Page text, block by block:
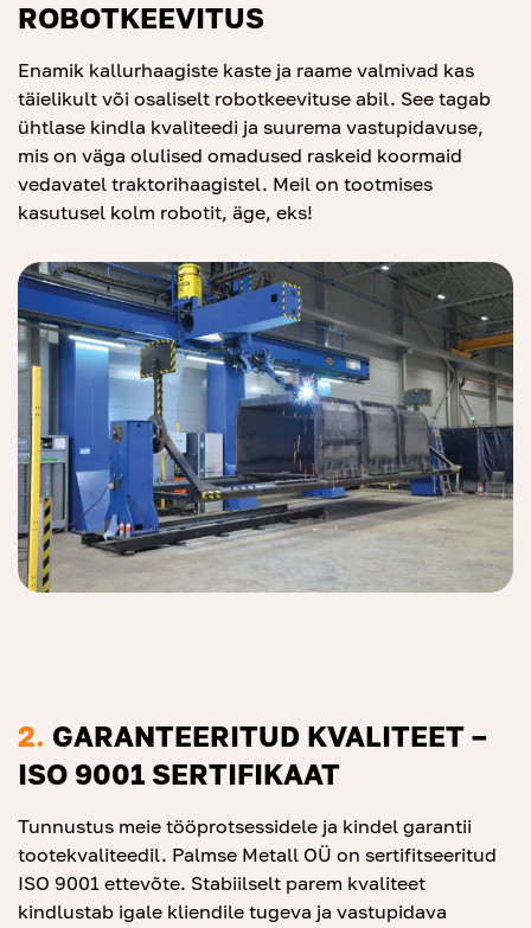
ROBOTKEEVITUS
Enamik kallurhaagiste kaste ja raame valmivad kas
täielikult või osaliselt robotkeevituse abil. See tagab
ühtlase kindla kvaliteedi ja suurema vastupidavuse,
mis on väga olulised omadused raskeid koormaid
vedavatel traktorihaagistel. Meil on tootmises
kasutusel kolm robotit, äge, eks!
2. GARANTEERITUD KVALITEET –
ISO 9001 SERTIFIKAAT
Tunnustus meie tööprotsessidele ja kindel garantii
tootekvaliteedil. Palmse Metall OÜ on sertifitseeritud
ISO 9001 ettevõte. Stabiilselt parem kvaliteet
kindlustab igale kliendile tugeva ja vastupidava